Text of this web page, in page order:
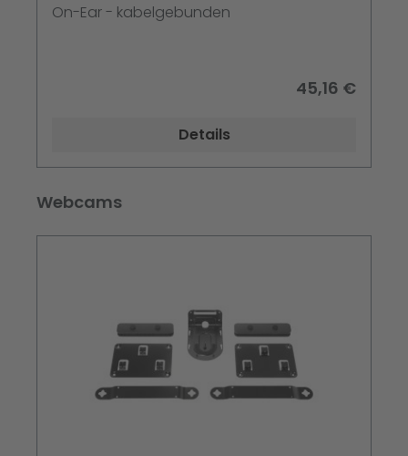
On-Ear - kabelgebunden
45,16 €
Details
Produktgalerie überspringen
Webcams